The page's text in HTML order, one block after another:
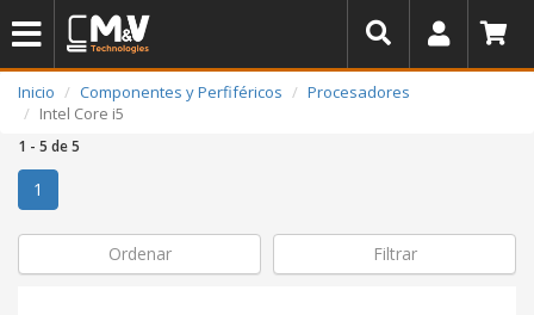
Inicio Componentes y Perfiféricos
Procesadores
Intel Core i5
1 - 5 de 5
1
Ordenar Filtrar